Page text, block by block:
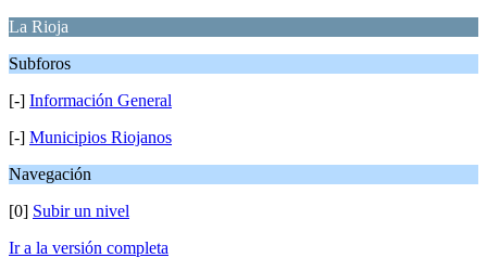
La Rioja
Subforos
[-] Información General
[-] Municipios Riojanos
Navegación
[0] Subir un nivel
Ir a la versión completa